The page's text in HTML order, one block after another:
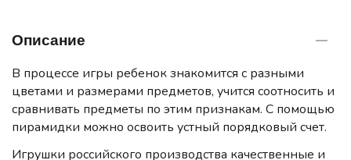
Описание
В процессе игры ребенок знакомится с разными
цветами и размерами предметов, учится соотносить и
сравнивать предметы по этим признакам. С помощью
пирамидки можно освоить устный порядковый счет.
Игрушки российского производства качественные и